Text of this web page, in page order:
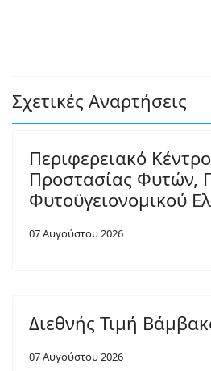
Σχετικές Αναρτήσεις
Περιφερειακό
Προστασίας Φυτών,
Φυτοϋγειονομικού
07 Αυγούστου 2026
Διεθνής Τιμή
07 Αυγούστου 2026